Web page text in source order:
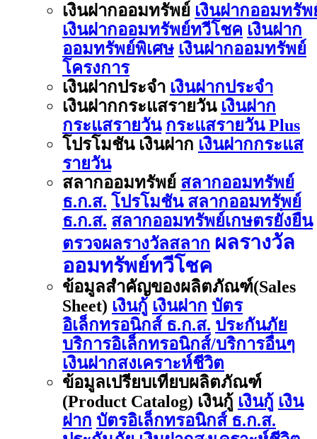
เงินฝากออมทรัพย์ เงินฝากออมทรัพ
เงินฝากออมทรัพย์ทวีโชค เงินฝาก
ออมทรัพย์พิเศษ เงินฝากออมทรัพย์
โครงการ
เงินฝากประจำ เงินฝากประจำ
เงินฝากกระแสรายวัน เงินฝาก
กระแสรายวัน กระแสรายวัน Plus
โปรโมชัน เงินฝาก เงินฝากกระแส
รายวัน
สลากออมทรัพย์ สลากออมทรัพย์
ธ.ก.ส. โปรโมชัน สลากออมทรัพย์
ธ.ก.ส. สลากออมทรัพย์เกษตรยั่งยืน
ตรวจผลรางวัลสลาก ผลรางวัล
ออมทรัพย์ทวีโชค
ข้อมูลสำคัญของผลิตภัณฑ์(Sales
Sheet) เงินกู้ เงินฝาก บัตร
อิเล็กทรอนิกส์ ธ.ก.ส. ประกันภัย
บริการอิเล็กทรอนิกส์/บริการอื่นๆ
เงินฝากสงเคราะห์ชีวิต
ข้อมูลเปรียบเทียบผลิตภัณฑ์
(Product Catalog) เงินกู้ เงินกู้ เงิน
ฝาก บัตรอิเล็กทรอนิกส์ ธ.ก.ส.